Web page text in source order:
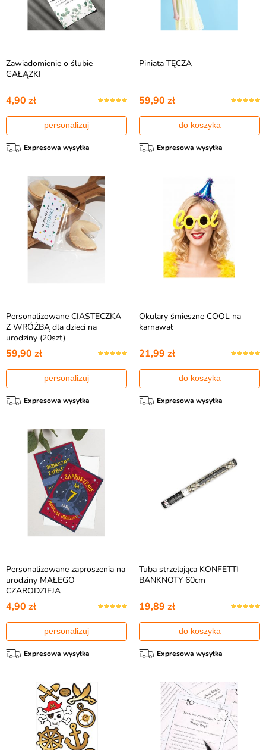
Zawiadomienie o ślubie
GAŁĄZKI
4,90 zł
personalizuj
Expresowa wysyłka
Piniata TĘCZA
59,90 zł
do koszyka
Expresowa wysyłka
Personalizowane CIASTECZKA
Z WRÓŻBĄ dla dzieci na
urodziny (20szt)
59,90 zł
personalizuj
Expresowa wysyłka
Okulary śmieszne COOL na
karnawał
21,99 zł
do koszyka
Expresowa wysyłka
Personalizowane zaproszenia na
urodziny MAŁEGO
CZARODZIEJA
4,90 zł
personalizuj
Expresowa wysyłka
Tuba strzelająca KONFETTI
BANKNOTY 60cm
19,89 zł
do koszyka
Expresowa wysyłka